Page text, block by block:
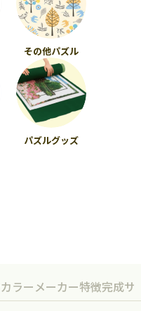
その他パズル
パズルグッズ
カラーメーカー特徴完成サ